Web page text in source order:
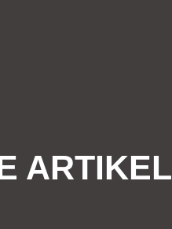
ARTIKEL